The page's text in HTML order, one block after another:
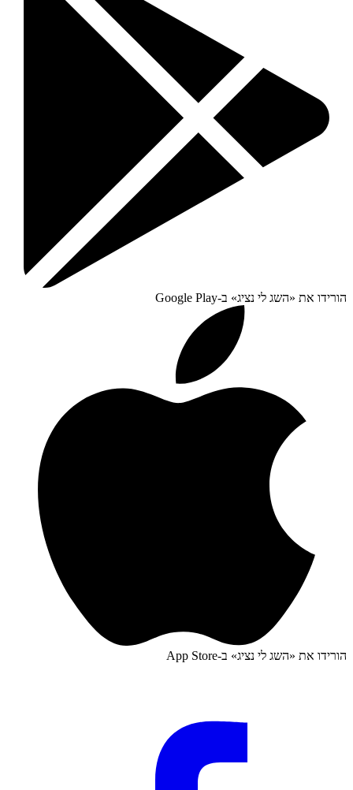
הורידו את «השג לי נציג» ב-Google Play
הורידו את «השג לי נציג» ב-App Store